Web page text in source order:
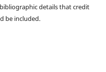
details that credit
be included.